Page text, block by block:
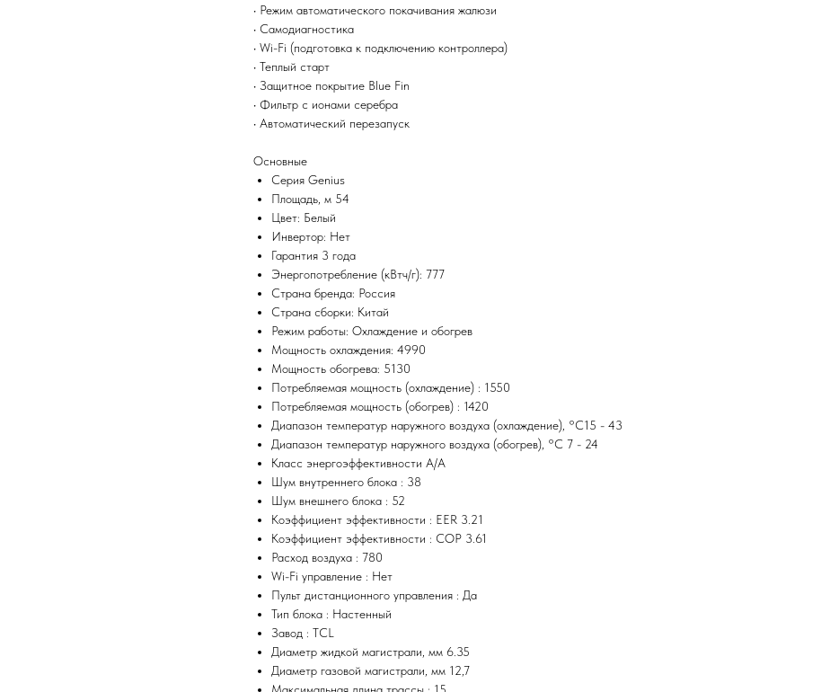
• Режим автоматического покачивания жалюзи
• Самодиагностика
• Wi-Fi (подготовка к подключению контроллера)
• Теплый старт
• Защитное покрытие Blue Fin
• Фильтр с ионами серебра
• Автоматический перезапуск
Основные
Серия Genius
Площадь, м 54
Цвет: Белый
Инвертор: Нет
Гарантия 3 года
Энергопотребление (кВтч/г): 777
Страна бренда: Россия
Страна сборки: Китай
Режим работы: Охлаждение и обогрев
Мощность охлаждения: 4990
Мощность обогрева: 5130
Потребляемая мощность (охлаждение) : 1550
Потребляемая мощность (обогрев) : 1420
Диапазон температур наружного воздуха (охлаждение), °C15 - 43
Диапазон температур наружного воздуха (обогрев), °C 7 - 24
Класс энергоэффективности A/A
Шум внутреннего блока : 38
Шум внешнего блока : 52
Коэффициент эффективности : EER 3.21
Коэффициент эффективности : COP 3.61
Расход воздуха : 780
Wi-Fi управление : Нет
Пульт дистанционного управления : Да
Тип блока : Настенный
Завод : TCL
Диаметр жидкой магистрали, мм 6.35
Диаметр газовой магистрали, мм 12,7